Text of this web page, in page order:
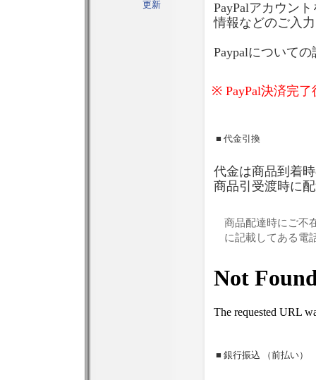
PayPalアカウン
情報などのご入
Paypalについての
※ PayPal決済完
■ 代金引換
代金は商品到着
商品引受渡時に
商品配達時にご不
に記載してある電
■ 銀行振込 （前払い）